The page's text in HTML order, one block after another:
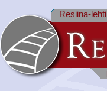
Resiina-lehti